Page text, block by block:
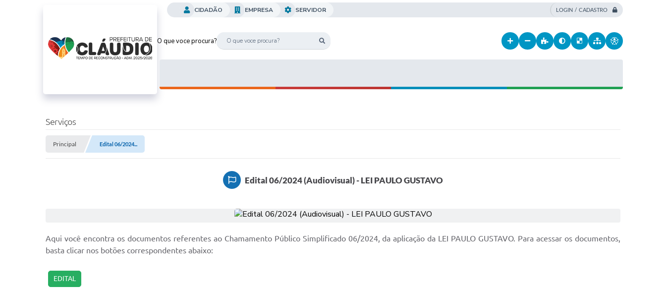
LOGIN / CADASTRO
O que voce procura?
CIDADÃO EMPRESA SERVIDOR
Serviços
Principal Edital 06/2024...
Edital 06/2024 (Audiovisual) - LEI PAULO GUSTAVO
Aqui você encontra os documentos referentes ao Chamamento Público Simplificado 06/2024, da aplicação da LEI PAULO GUSTAVO. Para acessar os documentos,
basta clicar nos botões correspondentes abaixo:
EDITAL